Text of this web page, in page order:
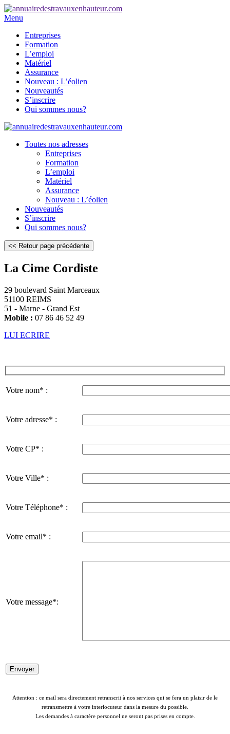
Menu
Entreprises
Formation
L’emploi
Matériel
Assurance
Nouveau : L’éolien
Nouveautés
S’inscrire
Qui sommes nous?
Toutes nos adresses
Entreprises
Formation
L’emploi
Matériel
Assurance
Nouveau : L’éolien
Nouveautés
S’inscrire
Qui sommes nous?
La Cime Cordiste
29 boulevard Saint Marceaux
51100 REIMS
51 - Marne - Grand Est
Mobile : 07 86 46 52 49
LUI ECRIRE
Votre nom* :
Votre adresse* :
Votre CP* :
Votre Ville* :
Votre Téléphone* :
Votre email* :
Votre message*:
Attention : ce mail sera directement retranscrit à nos services qui se fera un plaisir de le
retransmettre à votre interlocuteur dans la mesure du possible.
Les demandes à caractère personnel ne seront pas prises en compte.